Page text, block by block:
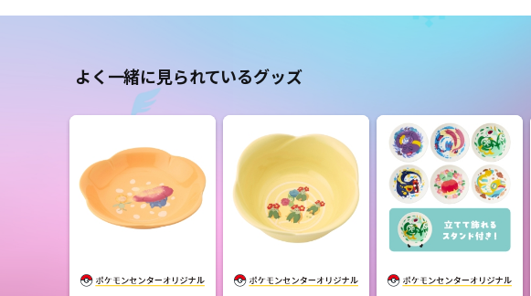
よく一緒に見られているグッズ